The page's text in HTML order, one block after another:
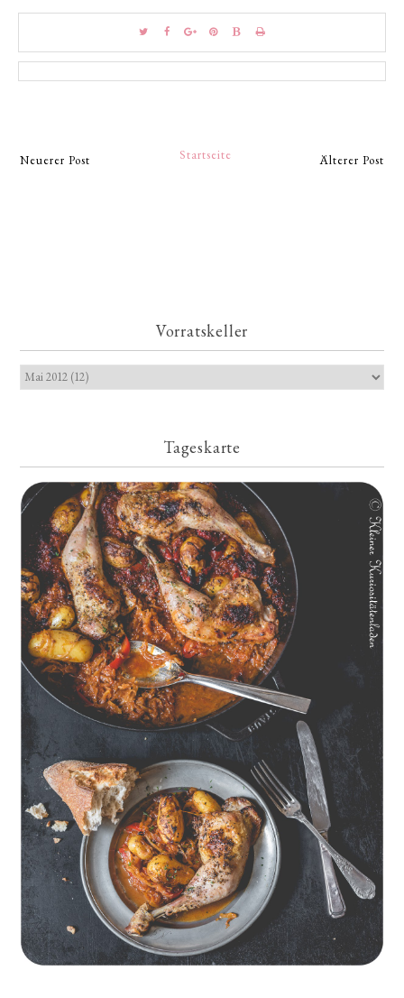
Neuerer Post Älterer Post
Startseite
Vorratskeller
Tageskarte
Geschmorte Hähnchenschenkel auf Paprikakraut und kleinen
Kartoffeln